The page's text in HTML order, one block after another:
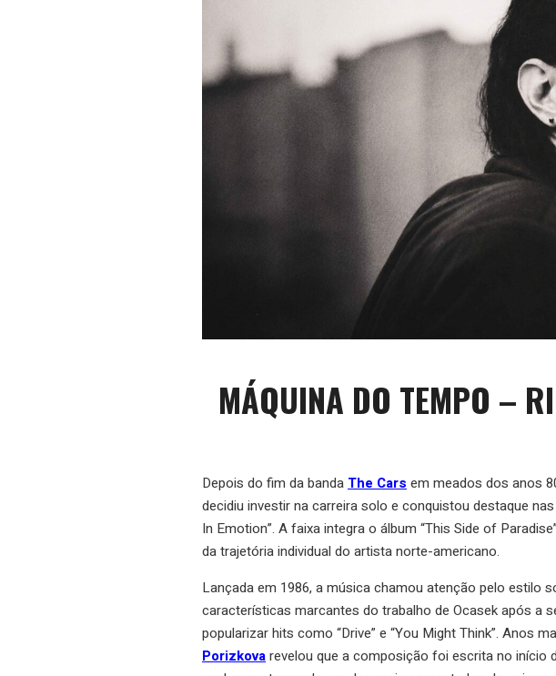
MÁQUINA DO TEMPO –
Depois do fim da banda The Cars em meados dos anos
decidiu investir na carreira solo e conquistou destaque
In Emotion”. A faixa integra o álbum “This Side of
da trajetória individual do artista norte-americano.
Lançada em 1986, a música chamou atenção pelo estilo
características marcantes do trabalho de Ocasek após a
popularizar hits como “Drive” e “You Might Think”. Anos
Porizkovarevelou que a composição foi escrita no início